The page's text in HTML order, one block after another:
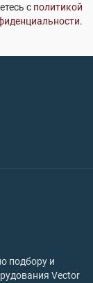
с политикой
.
подбору и
Vector